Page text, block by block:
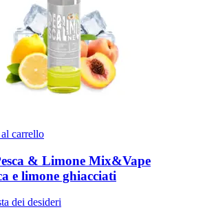
carrello
& Limone Mix&Vape
e limone ghiacciati
dei desideri